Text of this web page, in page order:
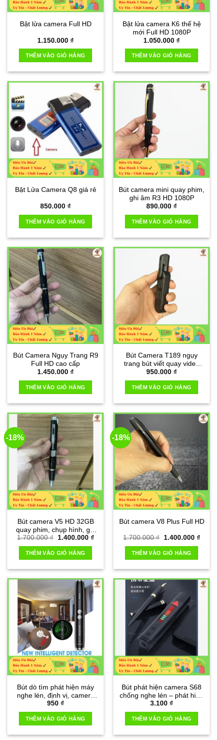
Bật lửa camera Full HD
1.150.000 ₫
THÊM VÀO GIỎ HÀNG
Bật lửa camera K6 thế hệ
mới Full HD 1080P
1.050.000 ₫
THÊM VÀO GIỎ HÀNG
Bật Lửa Camera Q8 giá rẻ
850.000 ₫
THÊM VÀO GIỎ HÀNG
Bút camera mini quay phim,
ghi âm R3 HD 1080P
890.000 ₫
THÊM VÀO GIỎ HÀNG
Bút Camera Ngụy Trang R9
Full HD cao cấp
1.450.000 ₫
THÊM VÀO GIỎ HÀNG
Bút Camera T189 ngụy
trang bút viết quay video
chất lượng 1080P
950.000 ₫
THÊM VÀO GIỎ HÀNG
-18%
Bút camera V5 HD 32GB
quay phim, chụp hình, ghi
âm
1.700.000₫
Giá
là:
1.700.000 ₫.
1.400.000 ₫Giá
THÊM VÀO GIỎ HÀNG
-18%
Bút camera V8 Plus Full HD
1.700.000₫
Giá
là:
1.700.000 ₫.
1.400.000 ₫Giá
THÊM VÀO GIỎ HÀNG
Bút dò tìm phát hiện máy
nghe lén, định vị, camera
ẩn quay lén T8
950 ₫
THÊM VÀO GIỎ HÀNG
Bút phát hiện camera S68
chống nghe lén – phát hiện
máy theo dõi định vị GPS
3.100 ₫
THÊM VÀO GIỎ HÀNG